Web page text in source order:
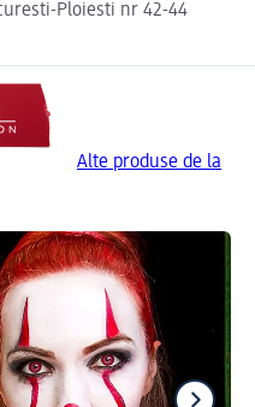
Ploiesti nr 42-44
Alte produse de la